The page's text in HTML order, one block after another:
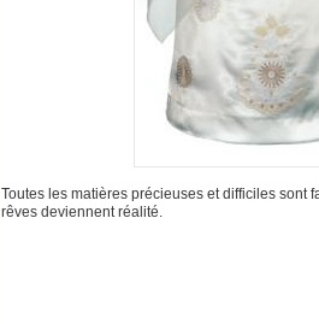
Toutes les matières précieuses et difficiles sont
rêves deviennent réalité.